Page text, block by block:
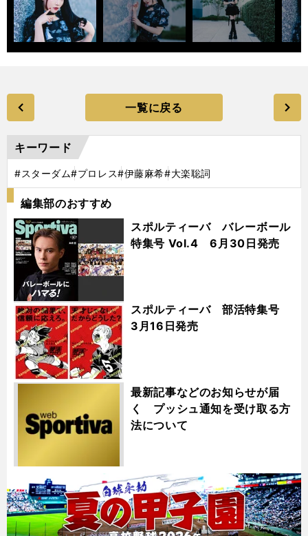
一覧に戻る
キーワード
#スターダム#プロレス#伊藤麻希#大楽聡詞
編集部のおすすめ
スポルティーバ バレーボール
特集号 Vol.4 6月30日発売
スポルティーバ 部活特集号
3月16日発売
最新記事などのお知らせが届
く プッシュ通知を受け取る方
法について